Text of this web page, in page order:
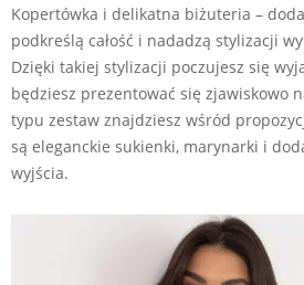
Kopertówka i delikatna biżuteria –
podkreślą całość i nadadzą stylizacji
Dzięki takiej stylizacji poczujesz się
będziesz prezentować się zjawiskowo
typu zestaw znajdziesz wśród
są eleganckie sukienki, marynarki i
wyjścia.